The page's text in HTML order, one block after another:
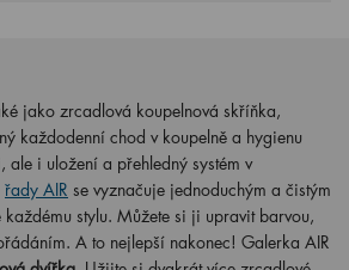
jako zrcadlová koupelnová skříňka,
každodenní chod v koupelně a hygienu
ale i uložení a přehledný systém v
řady AIR se vyznačuje jednoduchým a čistým
stylu. Můžete si ji upravit barvou,
A to nejlepší nakonec! Galerka AIR